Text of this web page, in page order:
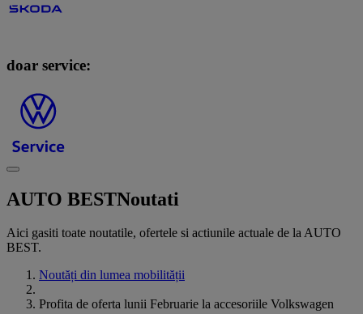
doar service:
AUTO BESTNoutati
Aici gasiti toate noutatile, ofertele si actiunile actuale de la AUTO
BEST.
Noutăți din lumea mobilității
Profita de oferta lunii Februarie la accesoriile Volkswagen